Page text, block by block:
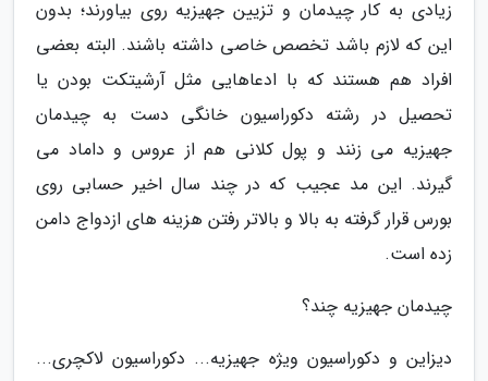
زیادی به کار چیدمان و تزیین جهیزیه روی بیاورند؛ بدون
این که لازم باشد تخصص خاصی داشته باشند. البته بعضی
افراد هم هستند که با ادعاهایی مثل آرشیتکت بودن یا
تحصیل در رشته دکوراسیون خانگی دست به چیدمان
جهیزیه می زنند و پول کلانی هم از عروس و داماد می
گیرند. این مد عجیب که در چند سال اخیر حسابی روی
بورس قرار گرفته به بالا و بالاتر رفتن هزینه های ازدواج دامن
زده است.
چیدمان جهیزیه چند؟
دیزاین و دکوراسیون ویژه جهیزیه... دکوراسیون لاکچری...